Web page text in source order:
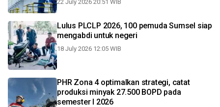
22 July 2026 20:51 WIB
Lulus PLCLP 2026, 100 pemuda Sumsel siap
mengabdi untuk negeri
18 July 2026 12:05 WIB
PHR Zona 4 optimalkan strategi, catat
produksi minyak 27.500 BOPD pada
semester I 2026